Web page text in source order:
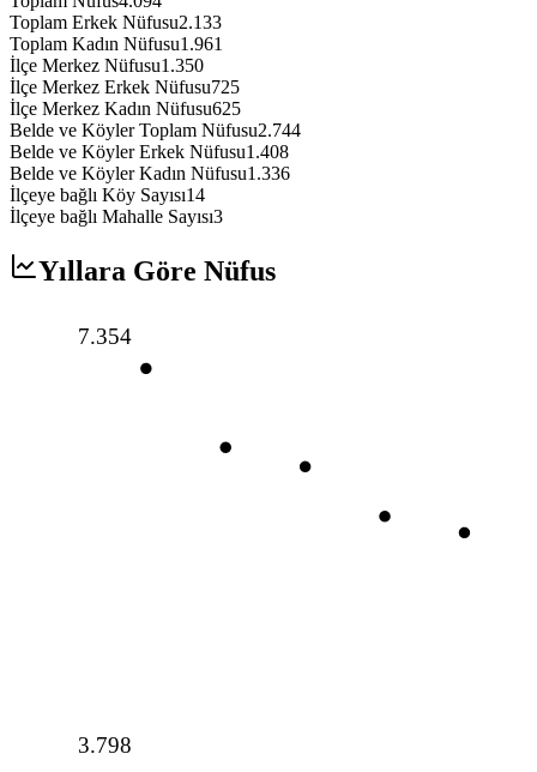
Toplam Erkek Nüfusu2.133
Toplam Kadın Nüfusu1.961
İlçe Merkez Nüfusu1.350
İlçe Merkez Erkek Nüfusu725
İlçe Merkez Kadın Nüfusu625
Belde ve Köyler Toplam Nüfusu2.744
Belde ve Köyler Erkek Nüfusu1.408
Belde ve Köyler Kadın Nüfusu1.336
İlçeye bağlı Köy Sayısı14
İlçeye bağlı Mahalle Sayısı3
Yıllara Göre Nüfus
7.354
3.798